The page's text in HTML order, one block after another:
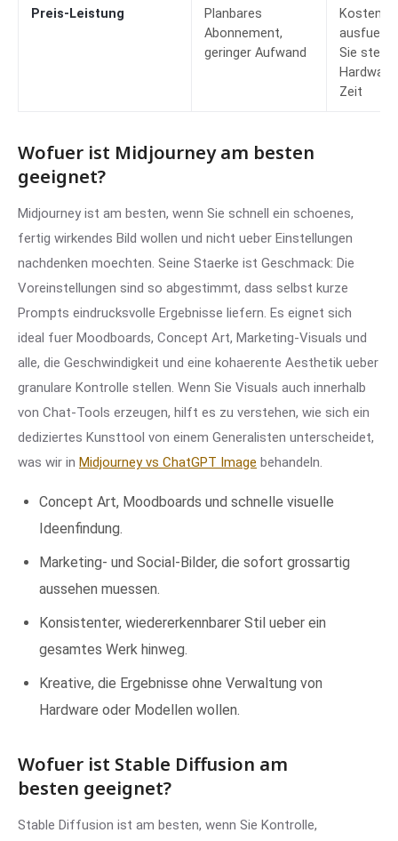
Preis-Leistung
Planbares
Abonnement,
geringer Aufwand
Sie
Zeit
Wofuer ist Midjourney am besten
geeignet?
Midjourney ist am besten, wenn Sie schnell ein schoenes,
fertig wirkendes Bild wollen und nicht ueber Einstellungen
nachdenken moechten. Seine Staerke ist Geschmack: Die
Voreinstellungen sind so abgestimmt, dass selbst kurze
Prompts eindrucksvolle Ergebnisse liefern. Es eignet sich
ideal fuer Moodboards, Concept Art, Marketing-Visuals und
alle, die Geschwindigkeit und eine kohaerente Aesthetik ueber
granulare Kontrolle stellen. Wenn Sie Visuals auch innerhalb
von Chat-Tools erzeugen, hilft es zu verstehen, wie sich ein
dediziertes Kunsttool von einem Generalisten unterscheidet,
was wir in Midjourney vs ChatGPT Image behandeln.
Concept Art, Moodboards und schnelle visuelle
Ideenfindung.
Marketing- und Social-Bilder, die sofort grossartig
aussehen muessen.
Konsistenter, wiedererkennbarer Stil ueber ein
gesamtes Werk hinweg.
Kreative, die Ergebnisse ohne Verwaltung von
Hardware oder Modellen wollen.
Wofuer ist Stable Diffusion am
besten geeignet?
Stable Diffusion ist am besten, wenn Sie Kontrolle,